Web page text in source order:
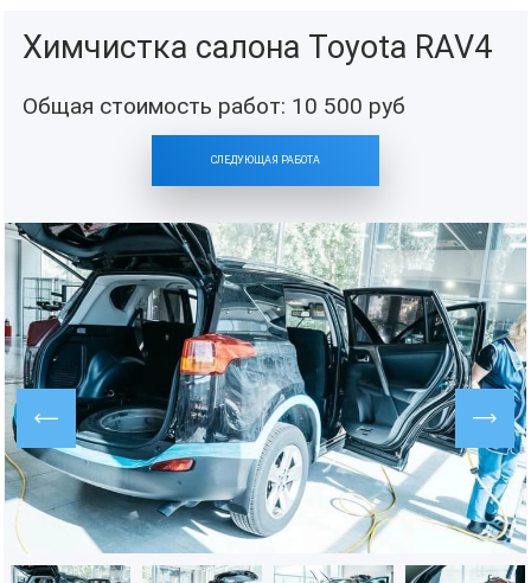
Химчистка салона Toyota RAV4
Общая стоимость работ: 10 500 руб
СЛЕДУЮЩАЯ РАБОТА